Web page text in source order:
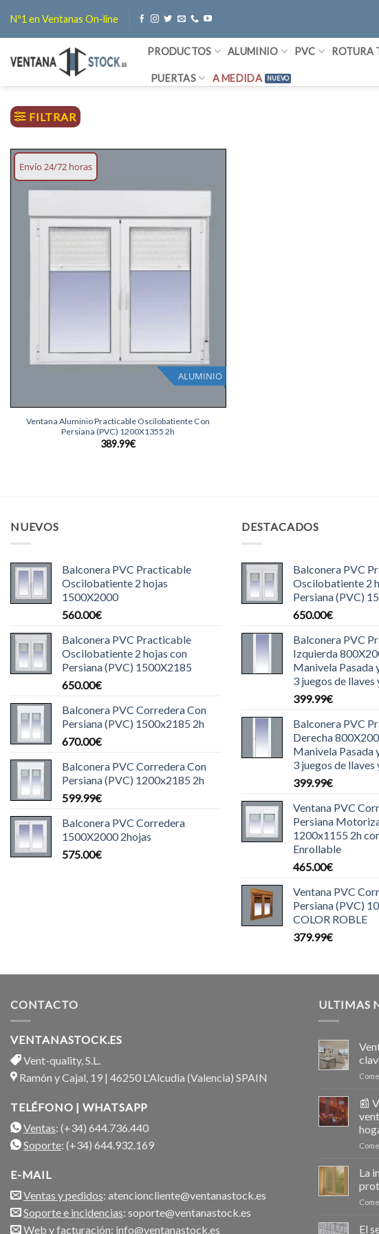
contenido
Nº1 en Ventanas On-line
PRODUCTOS ALUMINIO PVC ROTURA
PUERTAS A MEDIDA
FILTRAR
Envío 24/72 horas
ALUMINIO
Ventana Aluminio Practicable Oscilobatiente Con
Persiana (PVC) 1200X1355 2h
389.99€
NUEVOS
Balconera PVC Practicable
Oscilobatiente 2 hojas
1500X2000
560.00€
Balconera PVC Practicable
Oscilobatiente 2 hojas con
Persiana (PVC) 1500X2185
650.00€
Balconera PVC Corredera Con
Persiana (PVC) 1500x2185 2h
670.00€
Balconera PVC Corredera Con
Persiana (PVC) 1200x2185 2h
599.99€
Balconera PVC Corredera
1500X2000 2hojas
575.00€
DESTACADOS
Balconera PVC
Oscilobatiente 2
Persiana (PVC)
650.00€
Balconera PVC
Izquierda
Manivela Pasada
3 juegos de
399.99€
Balconera PVC
Derecha
Manivela Pasada
3 juegos de
399.99€
Ventana PVC
Persiana
1200x1155 2h
Enrollable
465.00€
Ventana PVC
Persiana (PVC)
COLOR ROBLE
379.99€
CONTACTO
VENTANASTOCK.ES
Vent-quality, S.L.
Ramón y Cajal, 19 | 46250 L'Alcudia (Valencia) SPAIN
TELÉFONO | WHATSAPP
Ventas: (+34) 644.736.440
Soporte: (+34) 644.932.169
E-MAIL
Ventas y pedidos: atencioncliente@ventanastock.es
Soporte e incidencias: soporte@ventanastock.es
Web y facturación: info@ventanastock.es
ULTIMAS
📰
La
El